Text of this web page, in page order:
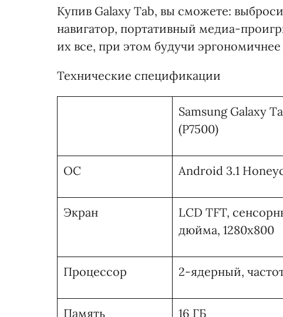
Купив Galaxy Tab, вы сможете:
навигатор, портативный медиа-
их все, при этом будучи
Технические спецификации
Samsung Galaxy
(Р7500)
ОС Android 3.1
Экран
LCD TFT,
дюйма, 1280x800
Процессор 2-ядерный,
Память 16 ГБ